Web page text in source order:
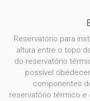
Reservatório para
altura entre o topo
do reservatório
possível
componentes
reservatório térmico e